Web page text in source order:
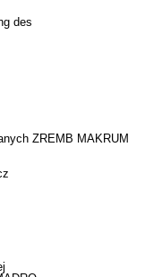
des
ZREMB MAKRUM